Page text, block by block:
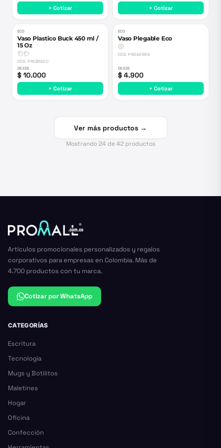
+ Cotizar + Cotizar
ECO
Vaso Plastico Buck 450 ml /
15 Oz
CÓD.PROB1620
DESDE
$ 10.000
+ Cotizar
ECO
Vaso Plegable Eco
CÓD.PROA2868
DESDE
$ 4.900
+ Cotizar
Ver más productos →
Mostrando24 de42productos
Artículos promocionales personalizados y regalos
corporativos para empresas en Colombia. Más de
4.700 productos con tu marca.
Cotizar por WhatsApp
CATEGORÍAS
Escritura
Tecnología
Mugs y Botilitos
Maletines
Hogar
Oficina
Confección